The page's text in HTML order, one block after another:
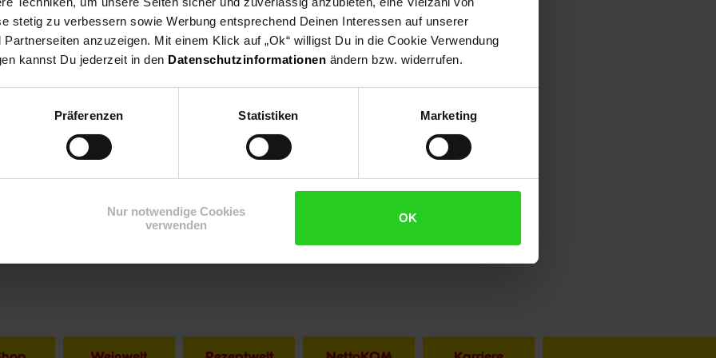
stetig zu verbessern sowie Werbung entsprechend Deinen Interessen auf unserer
anzuzeigen. Mit einem Klick auf „Ok“ willigst Du in die Cookie Verwendung
kannst Du jederzeit in den Datenschutzinformationen ändern bzw. widerrufen.
Präferenzen Statistiken Marketing
Nur notwendige Cookies
verwenden
OK